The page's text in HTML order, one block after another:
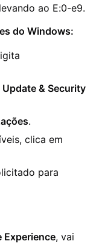
ao E:0-e9.
do Windows:
Update & Security
.
clica em
para
Experience, vai